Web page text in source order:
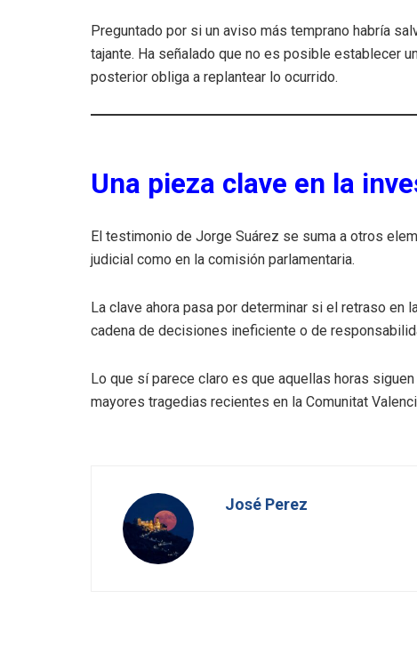
Preguntado por si un aviso más temprano habría
tajante. Ha señalado que no es posible establecer
posterior obliga a replantear lo ocurrido.
Una pieza clave en la
El testimonio de Jorge Suárez se suma a otros
judicial como en la comisión parlamentaria.
La clave ahora pasa por determinar si el retraso en
cadena de decisiones ineficiente o de
Lo que sí parece claro es que aquellas horas
mayores tragedias recientes en la Comunitat
José Perez